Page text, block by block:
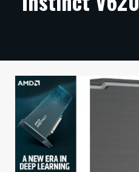
ARTIKKELIT
TECHBBS
TIETOA
HINTA.FI
KAUPPA
VAIHDA TEEMA